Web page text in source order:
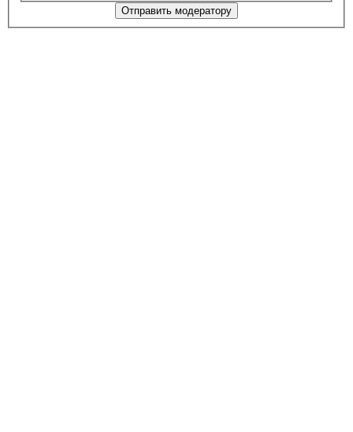
Отправить модератору